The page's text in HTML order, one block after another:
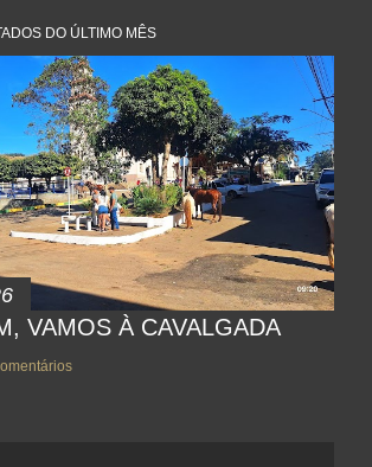
DO ÚLTIMO MÊS
VAMOS À CAVALGADA